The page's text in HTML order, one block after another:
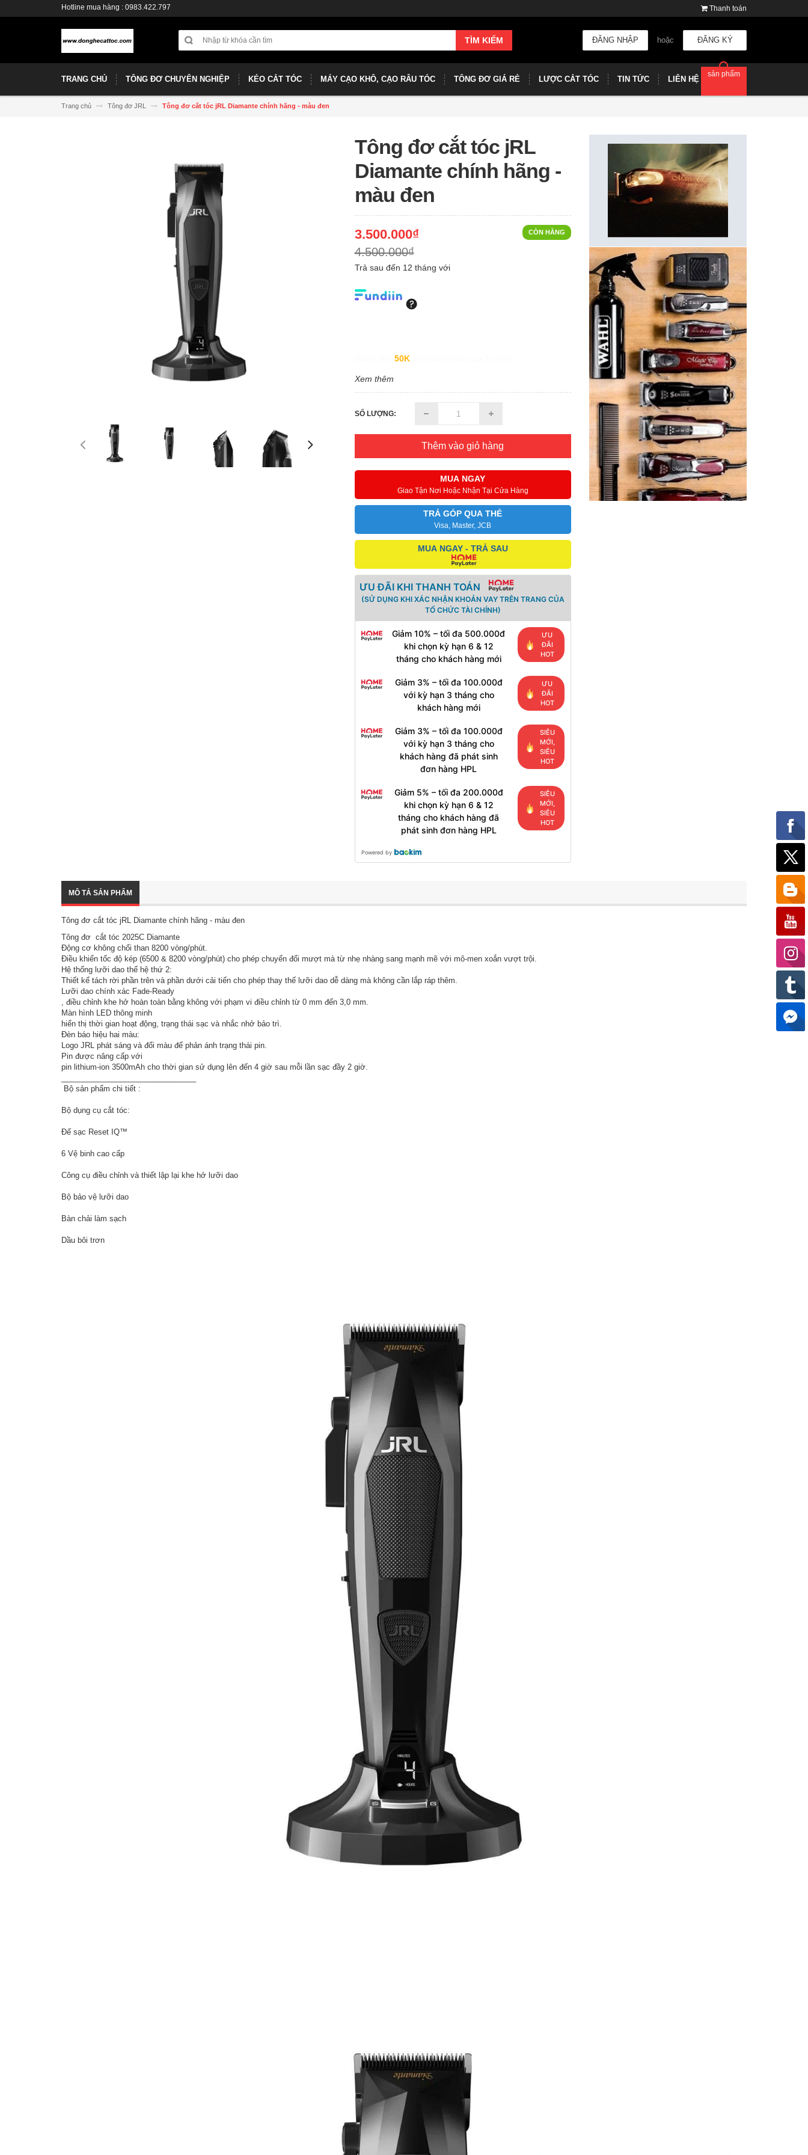
Hotline mua hàng : 0983.422.797 Thanh toán
TÌM KIẾM ĐĂNG KÝ
hoặc
ĐĂNG NHẬP
TRANG CHỦ TÔNG ĐƠ CHUYÊN NGHIỆP KÉO CẮT TÓC MÁY CẠO KHÔ, CẠO RÂU TÓC TÔNG ĐƠ GIÁ RẺ LƯỢC CẮT TÓC TIN TỨC LIÊN HỆ
sản phẩm
Trang chủ Tông đơ JRL Tông đơ cắt tóc jRL Diamante chính hãng - màu đen
Tông đơ cắt tóc jRL
Diamante chính hãng -
màu đen
CÒN HÀNG
3.500.000₫
4.500.000₫
Trả sau đến 12 tháng với
50K
Xem thêm
SỐ LƯỢNG:
Thêm vào giỏ hàng
MUA NGAY
Giao Tận Nơi Hoặc Nhận Tại Cửa Hàng
TRẢ GÓP QUA THẺ
Visa, Master, JCB
MUA NGAY - TRẢ SAU
ƯU ĐÃI KHI THANH TOÁN
(SỬ DỤNG KHI XÁC NHẬN KHOẢN VAY TRÊN TRANG CỦA
TỔ CHỨC TÀI CHÍNH)
Giảm 10% – tối đa 500.000đ
khi chọn kỳ hạn 6 & 12
tháng cho khách hàng mới
ƯU
ĐÃI
HOT
Giảm 3% – tối đa 100.000đ
với kỳ hạn 3 tháng cho
khách hàng mới
ƯU
ĐÃI
HOT
Giảm 3% – tối đa 100.000đ
với kỳ hạn 3 tháng cho
khách hàng đã phát sinh
đơn hàng HPL
SIÊU
MỚI,
SIÊU
HOT
Giảm 5% – tối đa 200.000đ
khi chọn kỳ hạn 6 & 12
tháng cho khách hàng đã
phát sinh đơn hàng HPL
SIÊU
MỚI,
SIÊU
HOT
Powered by
MÔ TẢ SẢN PHẨM
Tông đơ cắt tóc jRL Diamante chính hãng - màu đen
Tông đơ cắt tóc 2025C Diamante
Động cơ không chổi than 8200 vòng/phút.
Điều khiển tốc độ kép (6500 & 8200 vòng/phút) cho phép chuyển đổi mượt mà từ nhẹ nhàng sang mạnh mẽ với mô-men xoắn vượt trội.
Hệ thống lưỡi dao thế hệ thứ 2:
Thiết kế tách rời phần trên và phần dưới cải tiến cho phép thay thế lưỡi dao dễ dàng mà không cần lắp ráp thêm.
Lưỡi dao chính xác Fade-Ready
, điều chỉnh khe hở hoàn toàn bằng không với phạm vi điều chỉnh từ 0 mm đến 3,0 mm.
Màn hình LED thông minh
hiển thị thời gian hoạt động, trạng thái sạc và nhắc nhở bảo trì.
Đèn báo hiệu hai màu:
Logo JRL phát sáng và đổi màu để phản ánh trạng thái pin.
Pin được nâng cấp với
pin lithium-ion 3500mAh cho thời gian sử dụng lên đến 4 giờ sau mỗi lần sạc đầy 2 giờ.
Bộ sản phẩm chi tiết :
Bộ dụng cụ cắt tóc:
Đế sạc Reset IQ™
6 Vệ binh cao cấp
Công cụ điều chỉnh và thiết lập lại khe hở lưỡi dao
Bộ bảo vệ lưỡi dao
Bàn chải làm sạch
Dầu bôi trơn